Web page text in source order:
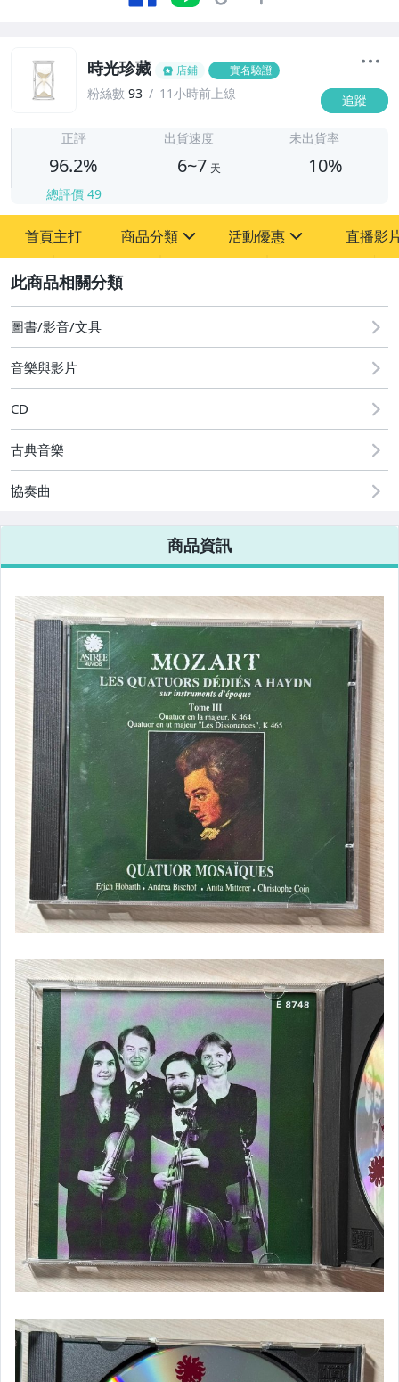
時光珍藏 店鋪 實名驗證
粉絲數 93 11小時前上線 追蹤
正評
96.2%
總評價 49
出貨速度
6~7 天
未出貨率
10%
首頁主打 商品分類
其它
活動優惠
[全店] 粉絲專享
[全店] 週年慶
直播影
圖書/影音/文具
音樂與影片
CD
古典音樂
協奏曲
商品資訊